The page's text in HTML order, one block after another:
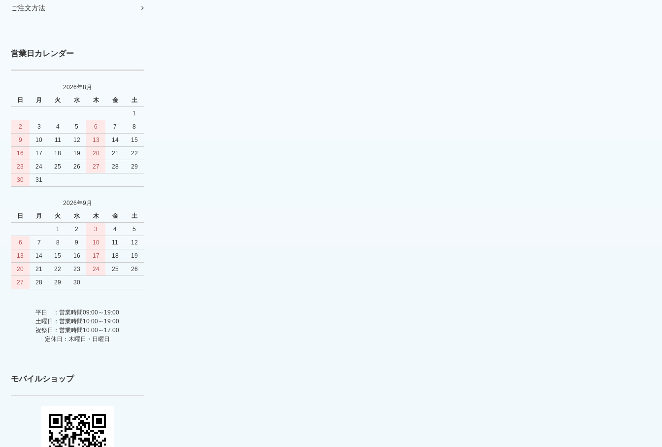
ご注文方法
営業日カレンダー
2026年8月
日
月 火 水 木 金
土
1
2
3 4 5 6 7
8
9
10 11 12 13 14
15
16
17 18 19 20 21
22
23
24 25 26 27 28
29
30
31
2026年9月
日
月 火 水 木 金
土
1
2 3 4
5
6
7 8 9 10 11
12
13
14 15 16 17 18
19
20
21 22 23 24 25
26
27
28 29 30
平日 ：営業時間09:00～19:00
土曜日：営業時間10:00～19:00
祝祭日：営業時間10:00～17:00
定休日：木曜日・日曜日
モバイルショップ